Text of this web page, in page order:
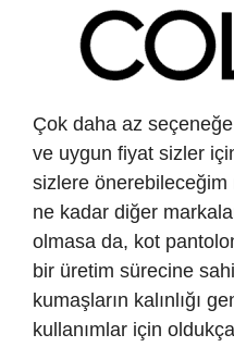
Çok daha az
ve uygun fiyat sizler
sizlere
ne kadar diğer
olmasa da, kot
bir üretim sürecine
kumaşların kalınlığı
kullanımlar için